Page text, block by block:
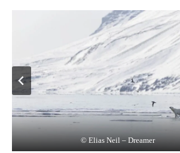
© Elias Neil – Dreamer
© Elias Neil – Hunting Games
© Elias Neil – Cute Couple
© Elias Neil – Resistance
© Elias Neil – Chilling